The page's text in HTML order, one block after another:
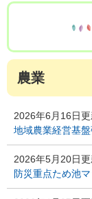
農業
2026年6月16日
地域農業経営基
2026年5月20日
防災重点ため池